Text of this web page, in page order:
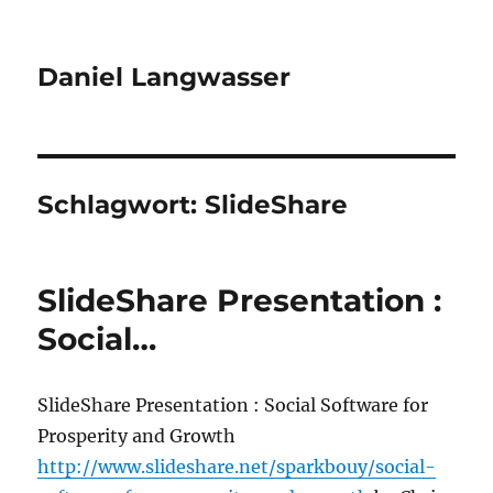
Daniel Langwasser
Schlagwort:SlideShare
SlideShare Presentation :
Social…
SlideShare Presentation : Social Software for
Prosperity and Growth
http://www.slideshare.net/sparkbouy/social-